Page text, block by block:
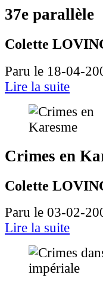
37e parallèle
Colette
Paru le 18-04-
Lire la suite
Crimes en
Colette
Paru le 03-02-
Lire la suite